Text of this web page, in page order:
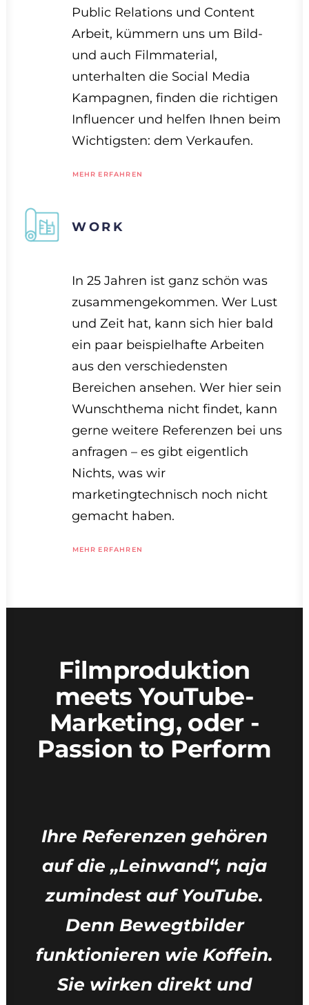
Public Relations und Content
Arbeit, kümmern uns um Bild-
und auch Filmmaterial,
unterhalten die Social Media
Kampagnen, finden die richtigen
Influencer und helfen Ihnen beim
Wichtigsten: dem Verkaufen.
MEHR ERFAHREN
WORK
In 25 Jahren ist ganz schön was
zusammengekommen. Wer Lust
und Zeit hat, kann sich hier bald
ein paar beispielhafte Arbeiten
aus den verschiedensten
Bereichen ansehen. Wer hier sein
Wunschthema nicht findet, kann
gerne weitere Referenzen bei uns
anfragen – es gibt eigentlich
Nichts, was wir
marketingtechnisch noch nicht
gemacht haben.
MEHR ERFAHREN
Filmproduktion
meets YouTube-
Marketing, oder -
Passion to Perform
Ihre Referenzen gehören
auf die „Leinwand“, naja
zumindest auf YouTube.
Denn Bewegtbilder
funktionieren wie Koffein.
Sie wirken direkt und